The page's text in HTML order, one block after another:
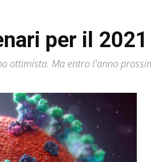
per il
ottimista. Ma entro l'anno